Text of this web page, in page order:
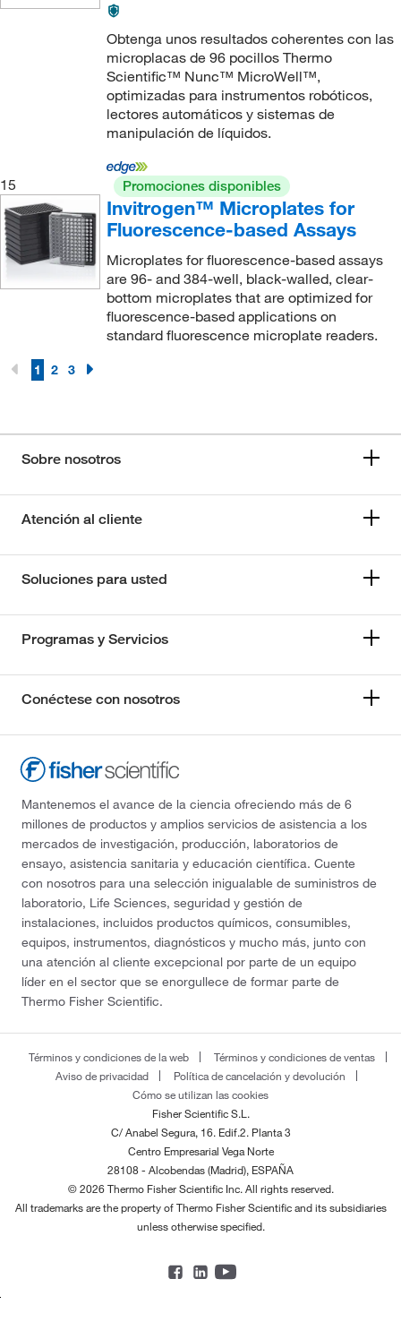
Obtenga unos resultados coherentes con las
microplacas de 96 pocillos Thermo
Scientific™ Nunc™ MicroWell™,
optimizadas para instrumentos robóticos,
lectores automáticos y sistemas de
manipulación de líquidos.
15 Promociones disponibles
Invitrogen™ Microplates for
Fluorescence-based Assays
Microplates for fluorescence-based assays
are 96- and 384-well, black-walled, clear-
bottom microplates that are optimized for
fluorescence-based applications on
standard fluorescence microplate readers.
1 2 3
Sobre nosotros
Atención al cliente
Soluciones para usted
Programas y Servicios
Conéctese con nosotros
Mantenemos el avance de la ciencia ofreciendo más de 6
millones de productos y amplios servicios de asistencia a los
mercados de investigación, producción, laboratorios de
ensayo, asistencia sanitaria y educación científica. Cuente
con nosotros para una selección inigualable de suministros de
laboratorio, Life Sciences, seguridad y gestión de
instalaciones, incluidos productos químicos, consumibles,
equipos, instrumentos, diagnósticos y mucho más, junto con
una atención al cliente excepcional por parte de un equipo
líder en el sector que se enorgullece de formar parte de
Thermo Fisher Scientific.
Términos y condiciones de la web
Términos y condiciones de ventas
Aviso de privacidad
Política de cancelación y devolución
Cómo se utilizan las cookies
Fisher Scientific S.L.
C/ Anabel Segura, 16. Edif.2. Planta 3
Centro Empresarial Vega Norte
28108 - Alcobendas (Madrid), ESPAÑA
© 2026 Thermo Fisher Scientific Inc. All rights reserved.
All trademarks are the property of Thermo Fisher Scientific and its subsidiaries
unless otherwise specified.